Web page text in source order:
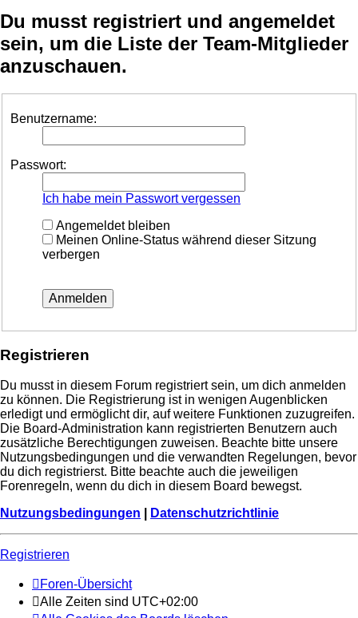
Du musst registriert und angemeldet
sein, um die Liste der Team-Mitglieder
anzuschauen.
Benutzername:
Passwort:
Ich habe mein Passwort vergessen
Angemeldet bleiben
Meinen Online-Status während dieser Sitzung
verbergen
Registrieren
Du musst in diesem Forum registriert sein, um dich anmelden
zu können. Die Registrierung ist in wenigen Augenblicken
erledigt und ermöglicht dir, auf weitere Funktionen zuzugreifen.
Die Board-Administration kann registrierten Benutzern auch
zusätzliche Berechtigungen zuweisen. Beachte bitte unsere
Nutzungsbedingungen und die verwandten Regelungen, bevor
du dich registrierst. Bitte beachte auch die jeweiligen
Forenregeln, wenn du dich in diesem Board bewegst.
Nutzungsbedingungen
Datenschutzrichtlinie
Registrieren
Foren-Übersicht
Alle Zeiten sind UTC+02:00